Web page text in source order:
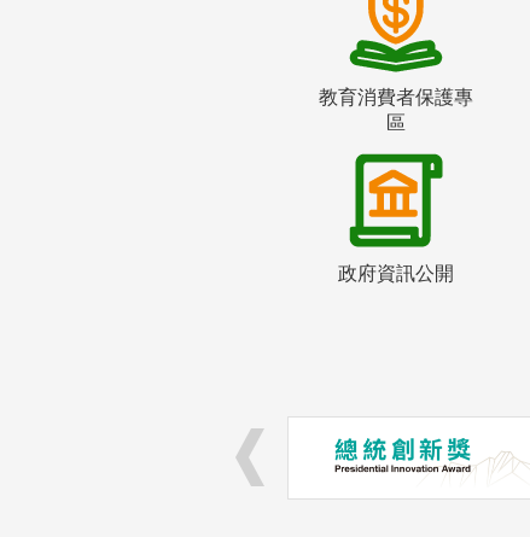
教育消費者保護專
區
政府資訊公開